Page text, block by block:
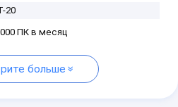
20
000 ПК в месяц
больше